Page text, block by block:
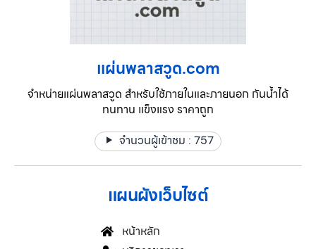
แผ่นพลาสวูด.com
จำหน่ายแผ่นพลาสวูด สำหรับใช้ภายในและภายนอก กันน้ำได้
ทนทาน แข็งแรง ราคาถูก
จำนวนผู้เข้าชม : 757
แผนผังเว็บไซต์
หน้าหลัก